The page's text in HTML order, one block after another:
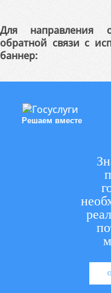
Для направления
обратной связи с
баннер:
Решаем вместе